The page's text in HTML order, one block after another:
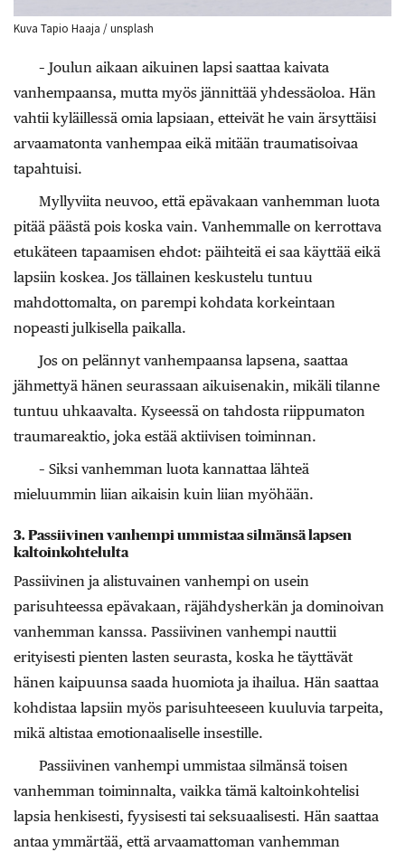
Kuva Tapio Haaja / unsplash
– Joulun aikaan aikuinen lapsi saattaa kaivata
vanhempaansa, mutta myös jännittää yhdessäoloa. Hän
vahtii kyläillessä omia lapsiaan, etteivät he vain ärsyttäisi
arvaamatonta vanhempaa eikä mitään traumatisoivaa
tapahtuisi.
Myllyviita neuvoo, että epävakaan vanhemman luota
pitää päästä pois koska vain. Vanhemmalle on kerrottava
etukäteen tapaamisen ehdot: päihteitä ei saa käyttää eikä
lapsiin koskea. Jos tällainen keskustelu tuntuu
mahdottomalta, on parempi kohdata korkeintaan
nopeasti julkisella paikalla.
Jos on pelännyt vanhempaansa lapsena, saattaa
jähmettyä hänen seurassaan aikuisenakin, mikäli tilanne
tuntuu uhkaavalta. Kyseessä on tahdosta riippumaton
traumareaktio, joka estää aktiivisen toiminnan.
– Siksi vanhemman luota kannattaa lähteä
mieluummin liian aikaisin kuin liian myöhään.
3. Passiivinen vanhempi ummistaa silmänsä lapsen
kaltoinkohtelulta
Passiivinen ja alistuvainen vanhempi on usein
parisuhteessa epävakaan, räjähdysherkän ja dominoivan
vanhemman kanssa. Passiivinen vanhempi nauttii
erityisesti pienten lasten seurasta, koska he täyttävät
hänen kaipuunsa saada huomiota ja ihailua. Hän saattaa
kohdistaa lapsiin myös parisuhteeseen kuuluvia tarpeita,
mikä altistaa emotionaaliselle insestille.
Passiivinen vanhempi ummistaa silmänsä toisen
vanhemman toiminnalta, vaikka tämä kaltoinkohtelisi
lapsia henkisesti, fyysisesti tai seksuaalisesti. Hän saattaa
antaa ymmärtää, että arvaamattoman vanhemman